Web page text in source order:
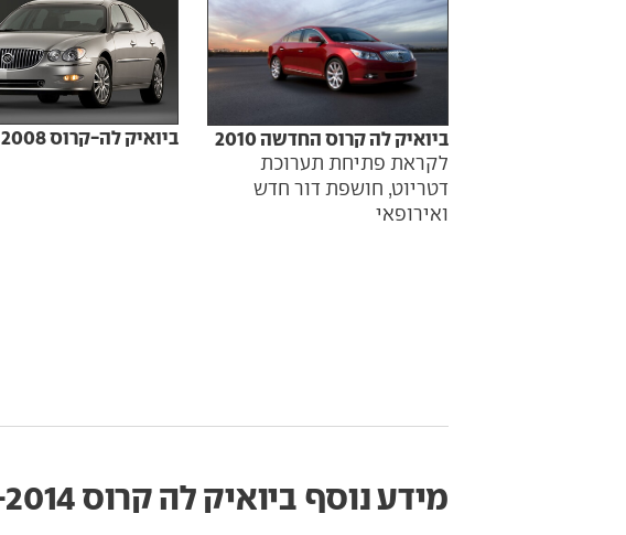
ביואיק לה קרוס החדשה 2010
לקראת פתיחת תערוכת
דטריוט, חושפת דור חדש
ואירופאי
ביואיק לה-קרוס 2008
מידע נוסף ביואיק לה קרוס‏ 2010-2014